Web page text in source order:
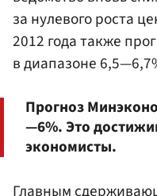
за нулевого роста
2012 года также
в диапазоне
Прогноз
—6%. Это
экономисты.
Главным